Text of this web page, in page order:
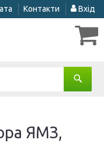
Контакти Вхід
ЯМЗ,